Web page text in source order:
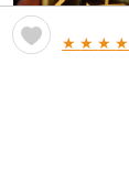
★ ★ ★ ★
在庫一掃セール